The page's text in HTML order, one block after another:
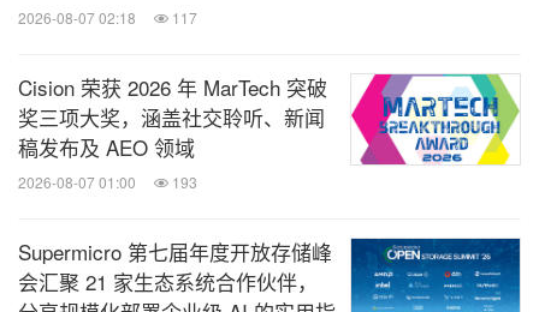
2026-08-07 02:18 117
Cision 荣获 2026 年 MarTech 突破
奖三项大奖，涵盖社交聆听、新闻
稿发布及 AEO 领域
2026-08-07 01:00 193
Supermicro 第七届年度开放存储峰
会汇聚 21 家生态系统合作伙伴，